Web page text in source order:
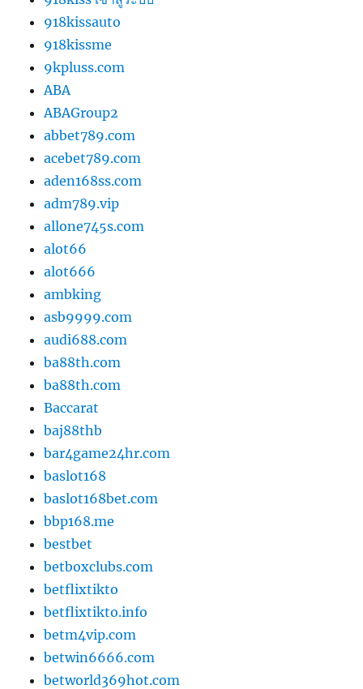
918kissauto
918kissme
9kpluss.com
ABA
ABAGroup2
abbet789.com
acebet789.com
aden168ss.com
adm789.vip
allone745s.com
alot66
alot666
ambking
asb9999.com
audi688.com
ba88th.com
ba88th.com
Baccarat
baj88thb
bar4game24hr.com
baslot168
baslot168bet.com
bbp168.me
bestbet
betboxclubs.com
betflixtikto
betflixtikto.info
betm4vip.com
betwin6666.com
betworld369hot.com